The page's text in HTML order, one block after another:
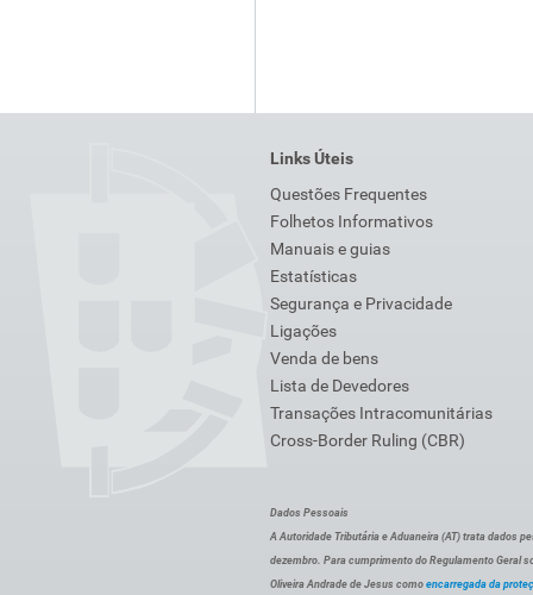
Links Úteis
Questões Frequentes
Folhetos Informativos
Manuais e guias
Estatísticas
Segurança e Privacidade
Ligações
Venda de bens
Lista de Devedores
Transações Intracomunitárias
Cross-Border Ruling (CBR)
Dados Pessoais
A Autoridade Tributária e Aduaneira (AT) trata dados
dezembro. Para cumprimento do Regulamento Geral
Oliveira Andrade de Jesus como encarregada da